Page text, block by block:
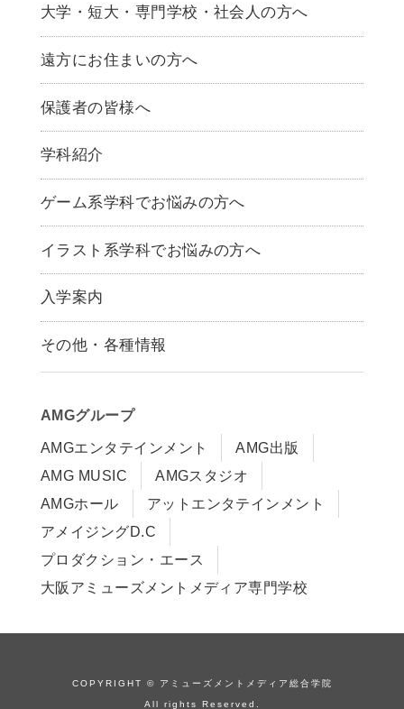
大学・短大・専門学校・社会人の方へ
遠方にお住まいの方へ
保護者の皆様へ
学科紹介
ゲームクリエイター学科
CG学科
アニメーション学科
声優学科
ゲーム系学科でお悩みの方へ
イラスト系学科でお悩みの方へ
入学案内
募集要項
早期出願制度・AOエントリー
入学までの流れ
学費サポート・各種制度
学費について
Q&A
その他・各種情報
アクセス
在校生・保護者の方へ
卒業生の皆様へ
AMGグループ
AMGエンタテインメント
AMG出版
AMG MUSIC
AMGスタジオ
AMGホール
アットエンタテインメント
アメイジングD.C
プロダクション・エース
大阪アミューズメントメディア専門学校
COPYRIGHT © アミューズメントメディア総合学院
All rights Reserved.